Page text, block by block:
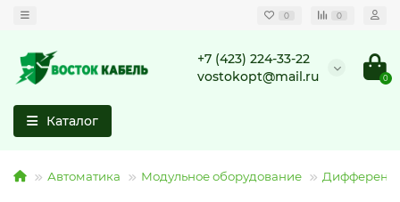
0 0
+7 (423) 224-33-22
vostokopt@mail.ru
0
Каталог
Автоматика Модульное оборудование